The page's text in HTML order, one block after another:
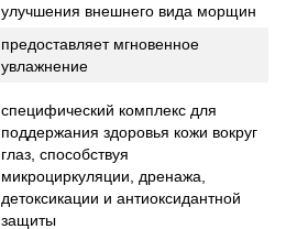
улучшения внешнего вида морщин
предоставляет мгновенное
увлажнение
специфический комплекс для
поддержания здоровья кожи вокруг
глаз, способствуя
микроциркуляции, дренажа,
детоксикации и антиоксидантной
защиты